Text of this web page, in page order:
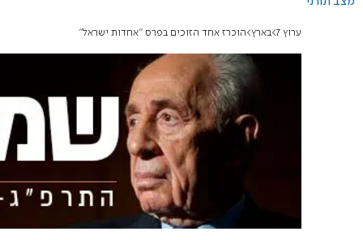
ערוץ 7 בארץ הוכרז אחד הזוכים בפרס "אחדות ישראל"